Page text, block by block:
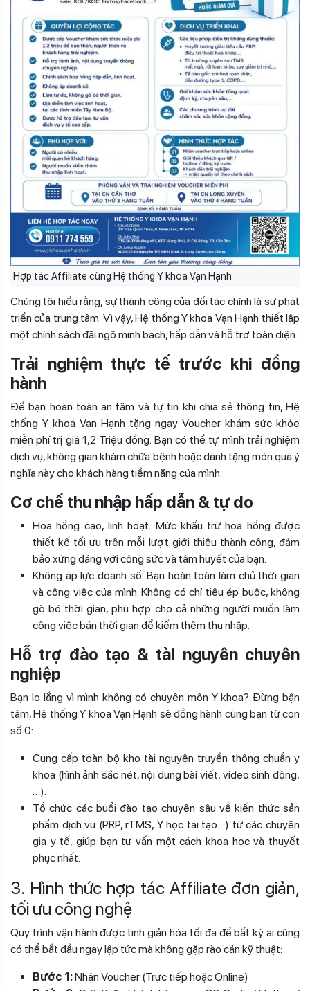
Hợp tác Affiliate cùng Hệ thống Y khoa Vạn Hạnh
Chúng tôi hiểu rằng, sự thành công của đối tác chính là sự phát
triển của trung tâm. Vì vậy, Hệ thống Y khoa Vạn Hạnh thiết lập
một chính sách đãi ngộ minh bạch, hấp dẫn và hỗ trợ toàn diện:
Trải nghiệm thực tế trước khi đồng
hành
Để bạn hoàn toàn an tâm và tự tin khi chia sẻ thông tin, Hệ
thống Y khoa Vạn Hạnh tặng ngay Voucher khám sức khỏe
miễn phí trị giá 1,2 Triệu đồng. Bạn có thể tự mình trải nghiệm
dịch vụ, không gian khám chữa bệnh hoặc dành tặng món quà ý
nghĩa này cho khách hàng tiềm năng của mình.
Cơ chế thu nhập hấp dẫn & tự do
Hoa hồng cao, linh hoạt: Mức khấu trừ hoa hồng được
thiết kế tối ưu trên mỗi lượt giới thiệu thành công, đảm
bảo xứng đáng với công sức và tâm huyết của bạn.
Không áp lực doanh số: Bạn hoàn toàn làm chủ thời gian
và công việc của mình. Không có chỉ tiêu ép buộc, không
gò bó thời gian, phù hợp cho cả những người muốn làm
công việc bán thời gian để kiếm thêm thu nhập.
Hỗ trợ đào tạo & tài nguyên chuyên
nghiệp
Bạn lo lắng vì mình không có chuyên môn Y khoa? Đừng bận
tâm, Hệ thống Y khoa Vạn Hạnh sẽ đồng hành cùng bạn từ con
số 0:
Cung cấp toàn bộ kho tài nguyên truyền thông chuẩn y
khoa (hình ảnh sắc nét, nội dung bài viết, video sinh động,
…).
Tổ chức các buổi đào tạo chuyên sâu về kiến thức sản
phẩm dịch vụ (PRP, rTMS, Y học tái tạo…) từ các chuyên
gia y tế, giúp bạn tư vấn một cách khoa học và thuyết
phục nhất.
3. Hình thức hợp tác Affiliate đơn giản,
tối ưu công nghệ
Quy trình vận hành được tinh giản hóa tối đa để bất kỳ ai cũng
có thể bắt đầu ngay lập tức mà không gặp rào cản kỹ thuật:
Bước 1:Nhận Voucher (Trực tiếp hoặc Online)